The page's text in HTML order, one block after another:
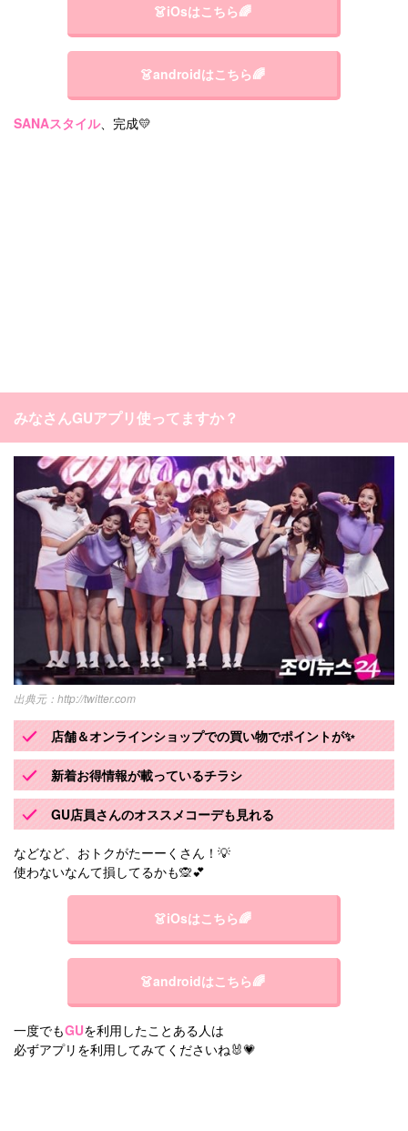
👗iOsはこちら🌈
👗androidはこちら🌈
SANAスタイル、完成💛
みなさんGUアプリ使ってますか？
http://twitter.com
店舗＆オンラインショップでの買い物でポイントが✨
新着お得情報が載っているチラシ
GU店員さんのオススメコーデも見れる
などなど、おトクがたーーくさん！💡
使わないなんて損してるかも🙊💕
👗iOsはこちら🌈
👗androidはこちら🌈
一度でもGUを利用したことある人は
必ずアプリを利用してみてくださいね🐰💗